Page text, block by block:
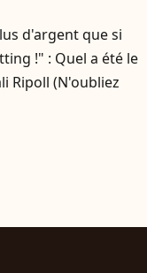
d'argent que si
!" : Quel a été le
Ripoll (N'oubliez